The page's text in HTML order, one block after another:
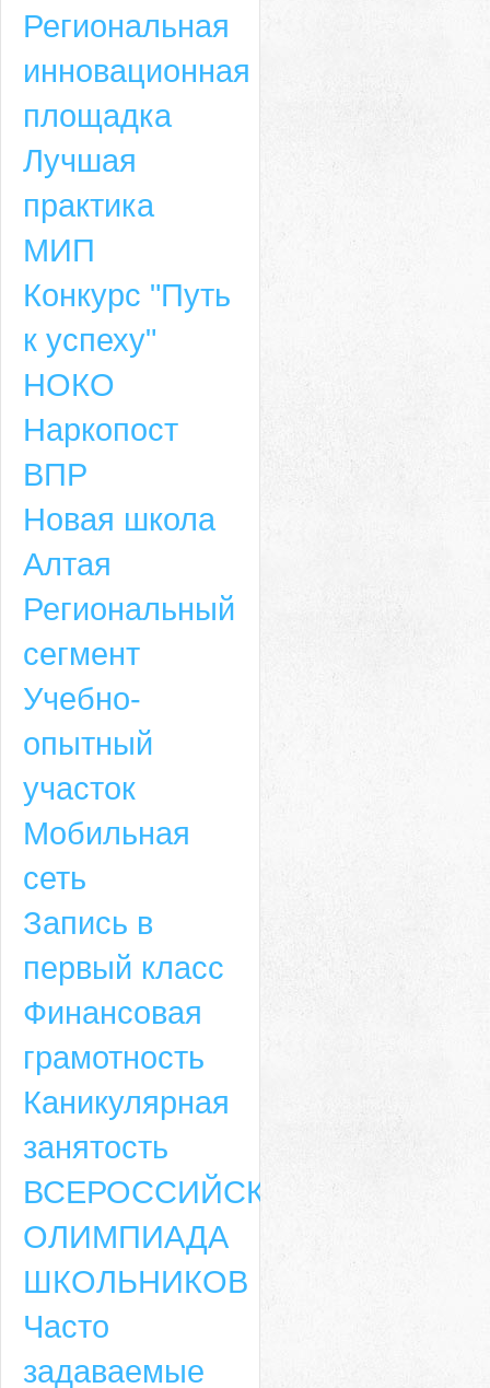
Региональная
инновационная
площадка
Лучшая
практика
МИП
Конкурс "Путь
к успеху"
НОКО
Наркопост
ВПР
Новая школа
Алтая
Региональный
сегмент
Учебно-
опытный
участок
Мобильная
сеть
Запись в
первый класс
Финансовая
грамотность
Каникулярная
занятость
ВСЕРОССИЙСКАЯ
ОЛИМПИАДА
ШКОЛЬНИКОВ
Часто
задаваемые